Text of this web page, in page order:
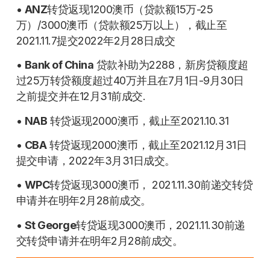
• ANZ转贷返现1200澳币（贷款额15万-25
万）/3000澳币（贷款额25万以上），截止至
2021.11.7提交2022年2月28日成交
• Bank of China 贷款补助为2288，新房贷额度超
过25万转贷额度超过40万并且在7月1日-9月30日
之前提交并在12月31前成交.
• NAB 转贷返现2000澳币，截止至2021.10.31
• CBA转贷返现2000澳币，截止至2021.12月31日
提交申请，2022年3月31日成交。
• WPC转贷返现3000澳币， 2021.11.30前递交转贷
申请并在明年2月28前成交。
• St George转贷返现3000澳币，2021.11.30前递
交转贷申请并在明年2月28前成交。